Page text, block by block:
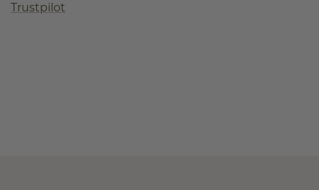
Trustpilot